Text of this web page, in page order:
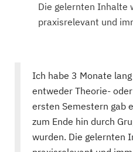
Die gelernten Inhalte
praxisrelevant und
Ich habe 3 Monate
entweder Theorie-
ersten Semestern gab
zum Ende hin durch
wurden. Die gelernten